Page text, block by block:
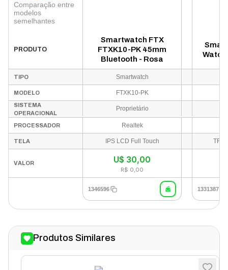
Comparação entre
modelos
semelhantes
PRODUTO
Smartwatch FTX
FTXK10-PK 45mm
Bluetooth - Rosa
Watch
TIPO Smartwatch
MODELO FTXK10-PK
SISTEMA
OPERACIONAL
Proprietário
PROCESSADOR Realtek
TELA IPS LCD Full Touch TFT
VALOR U$ 30,00
R$ 0,00
1346596 1331387
Produtos Similares